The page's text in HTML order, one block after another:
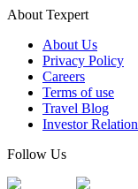
About Texpert
About Us
Privacy Policy
Careers
Terms of use
Travel Blog
Investor
Follow Us